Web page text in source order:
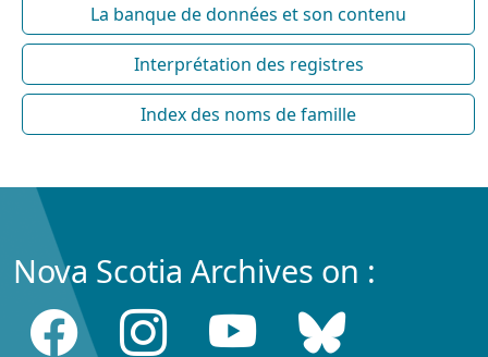
La banque de données et son contenu
Interprétation des registres
Index des noms de famille
Nova Scotia Archives on :